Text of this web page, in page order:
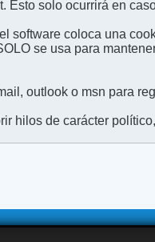
Esto solo ocurrirá en
software coloca una
se usa para
outlook o msn para
hilos de carácter